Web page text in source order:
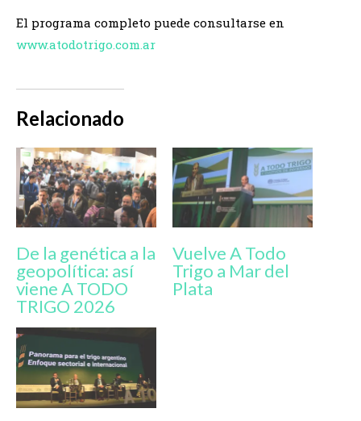
El programa completo puede consultarse en
www.atodotrigo.com.ar
Relacionado
De la genética a la
geopolítica: así
viene A TODO
TRIGO 2026
Vuelve A Todo
Trigo a Mar del
Plata